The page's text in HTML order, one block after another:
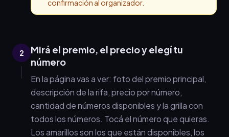
confirmación al organizador.
2
Mirá el premio, el precio y elegí tu
número
En la página vas a ver: foto del premio principal,
descripción de la rifa, precio por número,
cantidad de números disponibles y la grilla con
todos los números. Tocá el número que quieras.
Los amarillos son los que están disponibles, los